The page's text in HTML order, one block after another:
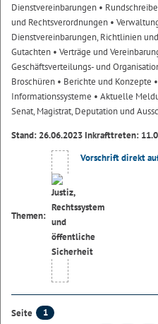
Dienstvereinbarungen •
und Rechtsverordnungen •
Dienstvereinbarungen, Richtlinien
Gutachten • Verträge und
Geschäftsverteilungs- und
Broschüren • Berichte und Konzepte
Informationssysteme • Aktuelle
Senat, Magistrat, Deputation und
Stand: 26.06.2023 Inkrafttreten:
Themen:
Vorschrift direkt
Seite
1